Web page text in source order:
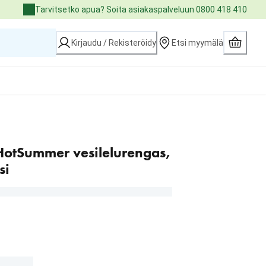
Tarvitsetko apua? Soita asiakaspalveluun 0800 418 410
Kirjaudu / Rekisteröidy Etsi myymälä
vesilelurengas,